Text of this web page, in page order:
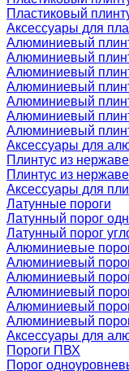
Пластиковый
Аксессуары для
Алюминиевый
Алюминиевый
Алюминиевый
Алюминиевый
Алюминиевый
Алюминиевый
Алюминиевый
Аксессуары для
Плинтус из
Плинтус из
Аксессуары для
Латунные пороги
Латунный порог
Латунный порог
Алюминиевые
Алюминиевый
Алюминиевый
Алюминиевый
Алюминиевый
Алюминиевый
Аксессуары для
Пороги ПВХ
Порог